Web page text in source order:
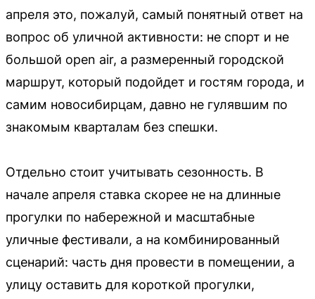
апреля это, пожалуй, самый понятный ответ на
вопрос об уличной активности: не спорт и не
большой open air, а размеренный городской
маршрут, который подойдет и гостям города, и
самим новосибирцам, давно не гулявшим по
знакомым кварталам без спешки.
Отдельно стоит учитывать сезонность. В
начале апреля ставка скорее не на длинные
прогулки по набережной и масштабные
уличные фестивали, а на комбинированный
сценарий: часть дня провести в помещении, а
улицу оставить для короткой прогулки,